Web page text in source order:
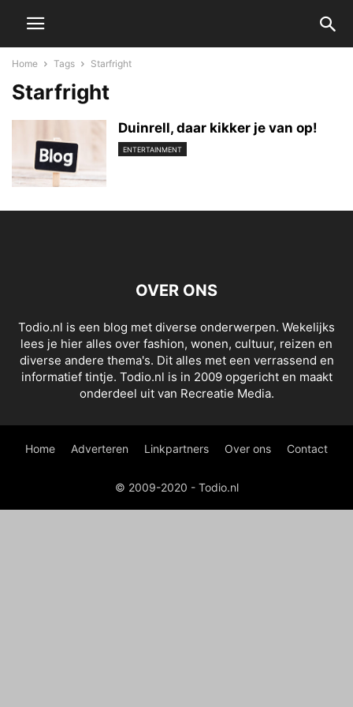
Home Tags Starfright
Starfright
Duinrell, daar kikker je van op!
ENTERTAINMENT
OVER ONS
Todio.nl is een blog met diverse onderwerpen. Wekelijks
lees je hier alles over fashion, wonen, cultuur, reizen en
diverse andere thema's. Dit alles met een verrassend en
informatief tintje. Todio.nl is in 2009 opgericht en maakt
onderdeel uit van Recreatie Media.
Home Adverteren Linkpartners Over ons Contact
© 2009-2020 - Todio.nl